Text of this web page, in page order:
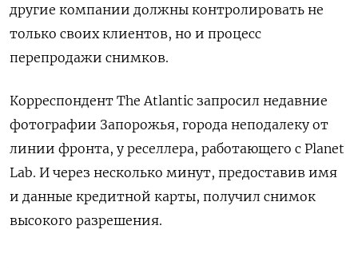
другие компании должны контролировать не
только своих клиентов, но и процесс
перепродажи снимков.
Корреспондент The Atlantic запросил недавние
фотографии Запорожья, города неподалеку от
линии фронта, у реселлера, работающего с Planet
Lab. И через несколько минут, предоставив имя
и данные кредитной карты, получил снимок
высокого разрешения.